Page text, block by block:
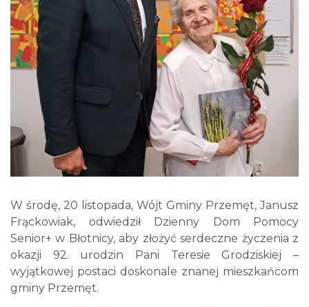
W środę, 20 listopada, Wójt Gminy Przemęt, Janusz
Frąckowiak, odwiedził Dzienny Dom Pomocy
Senior+ w Błotnicy, aby złożyć serdeczne życzenia z
okazji 92. urodzin Pani Teresie Grodziskiej –
wyjątkowej postaci doskonale znanej mieszkańcom
gminy Przemęt.